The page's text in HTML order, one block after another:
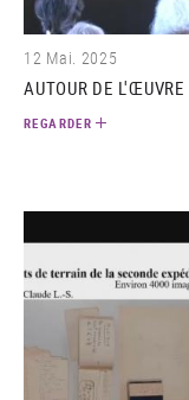
12 Mai. 2025
AUTOUR DE
REGARDER